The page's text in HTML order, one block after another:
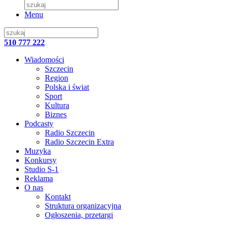
Menu
510 777 222
Wiadomości
Szczecin
Region
Polska i świat
Sport
Kultura
Biznes
Podcasty
Radio Szczecin
Radio Szczecin Extra
Muzyka
Konkursy
Studio S-1
Reklama
O nas
Kontakt
Struktura organizacyjna
Ogłoszenia, przetargi